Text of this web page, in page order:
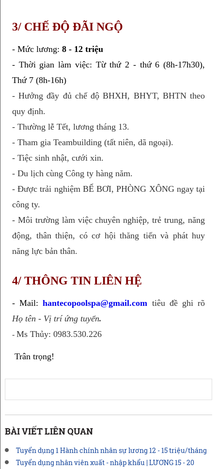
3/ CHẾ ĐỘ ĐÃI NGỘ
- Mức lương: 8 - 12 triệu
- Thời gian làm việc: Từ thứ 2 - thứ 6 (8h-17h30),
Thứ 7 (8h-16h)
- Hưởng đầy đủ chế độ BHXH, BHYT, BHTN theo
quy định.
- Thường lễ Tết, lương tháng 13.
- Tham gia Teambuilding (tất niên, dã ngoại).
- Tiệc sinh nhật, cưới xin.
- Du lịch cùng Công ty hàng năm.
- Được trải nghiệm BỂ BƠI, PHÒNG XÔNG ngay tại
công ty.
- Môi trường làm việc chuyên nghiệp, trẻ trung, năng
động, thân thiện, có cơ hội thăng tiến và phát huy
năng lực bản thân.
4/ THÔNG TIN LIÊN HỆ
- Mail: hantecopoolspa@gmail.com tiêu đề ghi rõ
Họ tên - Vị trí ứng tuyển.
- Ms Thủy: 0983.530.226
Trân trọng!
BÀI VIẾT LIÊN QUAN
Tuyển dụng 1 Hành chính nhân sự lương 12 - 15 triệu/tháng
Tuyển dụng nhân viên xuất - nhập khẩu | LƯƠNG 15 - 20